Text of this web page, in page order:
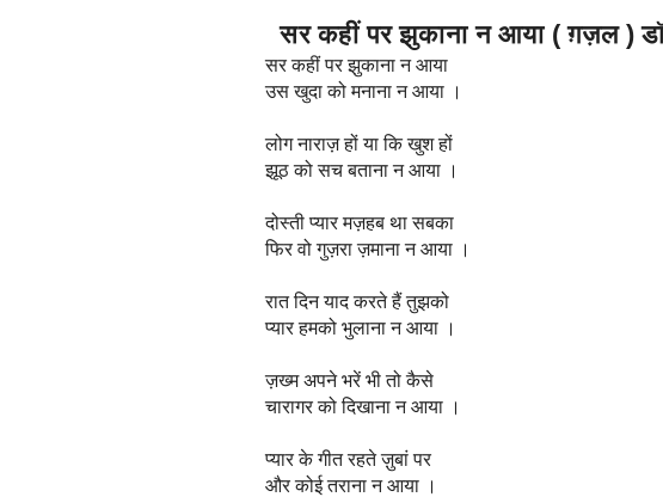
सर कहीं पर झुकाना न आया ( ग़ज़ल )
सर कहीं पर झुकाना न आया
उस खुदा को मनाना न आया ।
लोग नाराज़ हों या कि खुश हों
झूठ को सच बताना न आया ।
दोस्ती प्यार मज़हब था सबका
फिर वो गुज़रा ज़माना न आया ।
रात दिन याद करते हैं तुझको
प्यार हमको भुलाना न आया ।
ज़ख्म अपने भरें भी तो कैसे
चारागर को दिखाना न आया ।
प्यार के गीत रहते ज़ुबां पर
और कोई तराना न आया ।